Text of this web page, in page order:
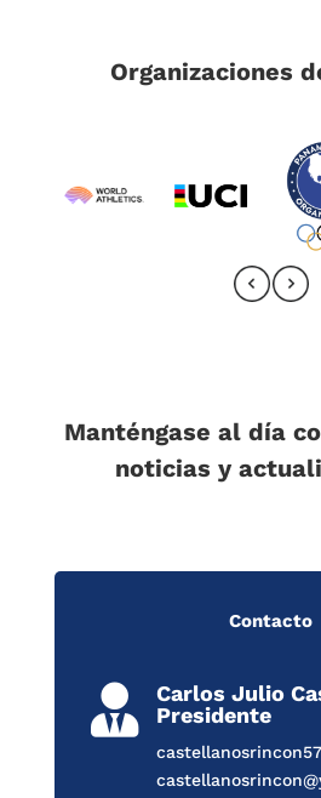
Organizaciones
Manténgase al día
noticias y
Contacto

Carlos Julio
Presidente